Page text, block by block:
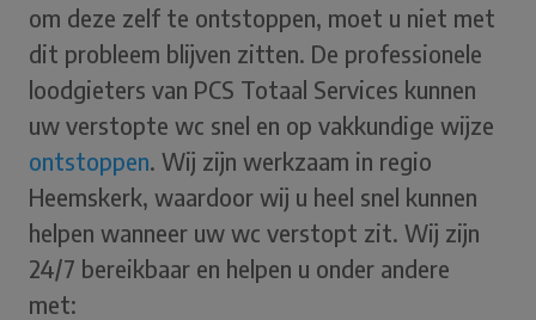
om deze zelf te ontstoppen, moet u niet met
dit probleem blijven zitten. De professionele
loodgieters van PCS Totaal Services kunnen
uw verstopte wc snel en op vakkundige wijze
ontstoppen. Wij zijn werkzaam in regio
Heemskerk, waardoor wij u heel snel kunnen
helpen wanneer uw wc verstopt zit. Wij zijn
24/7 bereikbaar en helpen u onder andere
met: